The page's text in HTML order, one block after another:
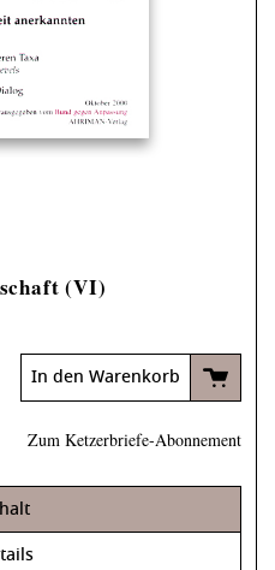
(VI)
In den Warenkorb
Zum Ketzerbriefe-Abonnement